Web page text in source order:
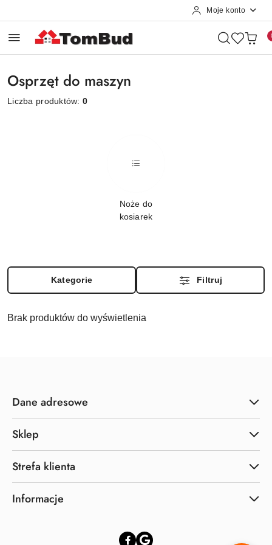
Moje konto
Osprzęt do maszyn
Liczba produktów:0
Noże do
kosiarek
Kategorie Filtruj
Brak produktów do wyświetlenia
Dane adresowe
Sklep
Strefa klienta
Informacje